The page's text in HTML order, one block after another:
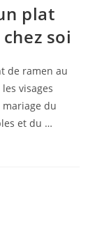
plat
soi
de ramen au
visages
mariage du
et du …